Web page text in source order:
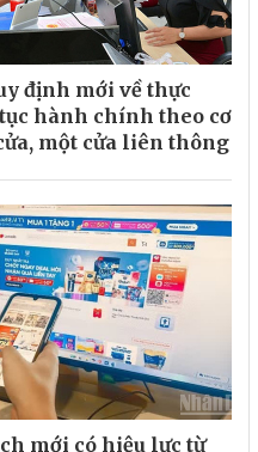
định mới về thực
hành chính theo cơ
một cửa liên thông
mới có hiệu lực từ